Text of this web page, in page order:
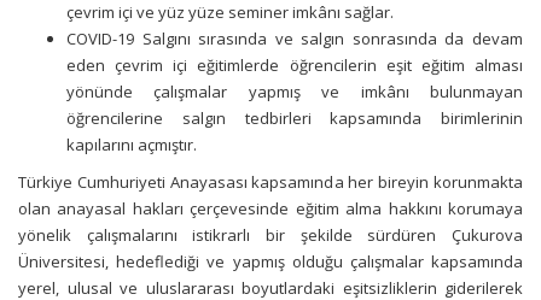
çevrim içi ve yüz yüze seminer imkânı sağlar.
COVID-19 Salgını sırasında ve salgın sonrasında da devam
eden çevrim içi eğitimlerde öğrencilerin eşit eğitim alması
yönünde çalışmalar yapmış ve imkânı bulunmayan
öğrencilerine salgın tedbirleri kapsamında birimlerinin
kapılarını açmıştır.
Türkiye Cumhuriyeti Anayasası kapsamında her bireyin korunmakta
olan anayasal hakları çerçevesinde eğitim alma hakkını korumaya
yönelik çalışmalarını istikrarlı bir şekilde sürdüren Çukurova
Üniversitesi, hedeflediği ve yapmış olduğu çalışmalar kapsamında
yerel, ulusal ve uluslararası boyutlardaki eşitsizliklerin giderilerek